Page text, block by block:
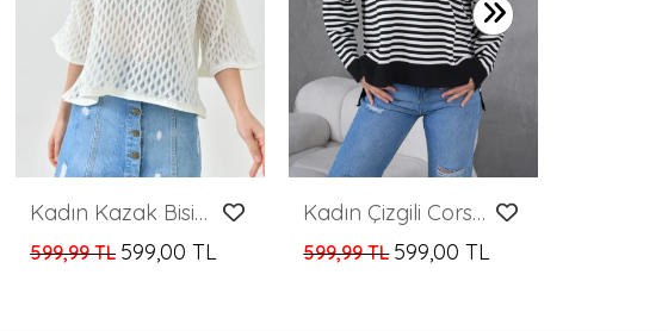
Kadın Kazak Bisiklet Yaka Kısa Kollu Delikli Desenli Kadın Kazak Kemik - 10720
599,99 TL 599,00 TL
Kadın Çizgili Corspan Yuvarlak Yaka Kazak
599,99 TL 599,00 TL